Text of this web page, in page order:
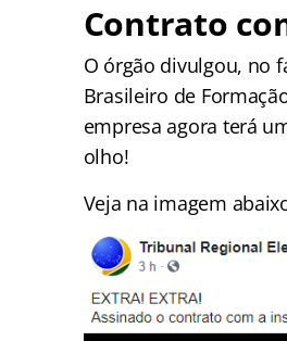
Contrato
O órgão divulgou, no
Brasileiro de
empresa agora terá
olho!
Veja na imagem